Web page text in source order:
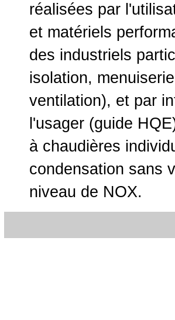
réalisées par
et matériels
des industriels
isolation,
ventilation), et par
l'usager (guide
à chaudières
condensation sans
niveau de NOX.